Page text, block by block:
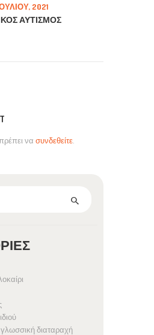
2021
ΑΥΤΙΣΜΟΣ
να συνδεθείτε
διαταραχή